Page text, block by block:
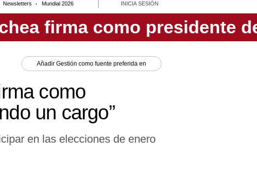
Newsletters Mundial 2026 INICIA SESIÓN
Añadir Gestión como fuente preferida en
como
un cargo”
en las elecciones de enero